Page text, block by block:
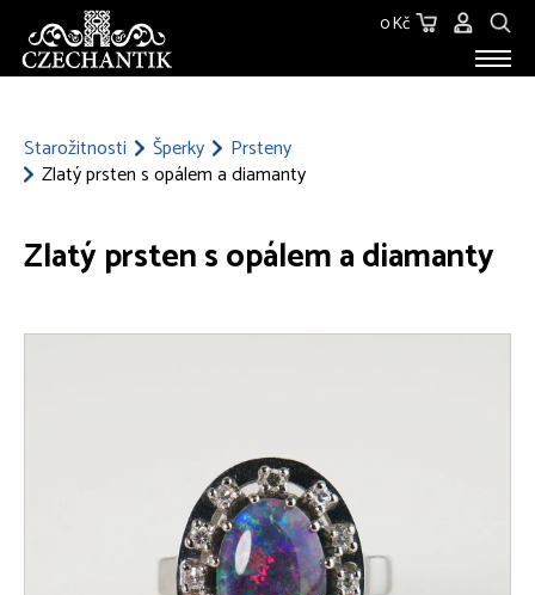
0 Kč
Starožitnosti Šperky
Prsteny
Zlatý prsten s opálem a diamanty
Zlatý prsten s opálem a diamanty